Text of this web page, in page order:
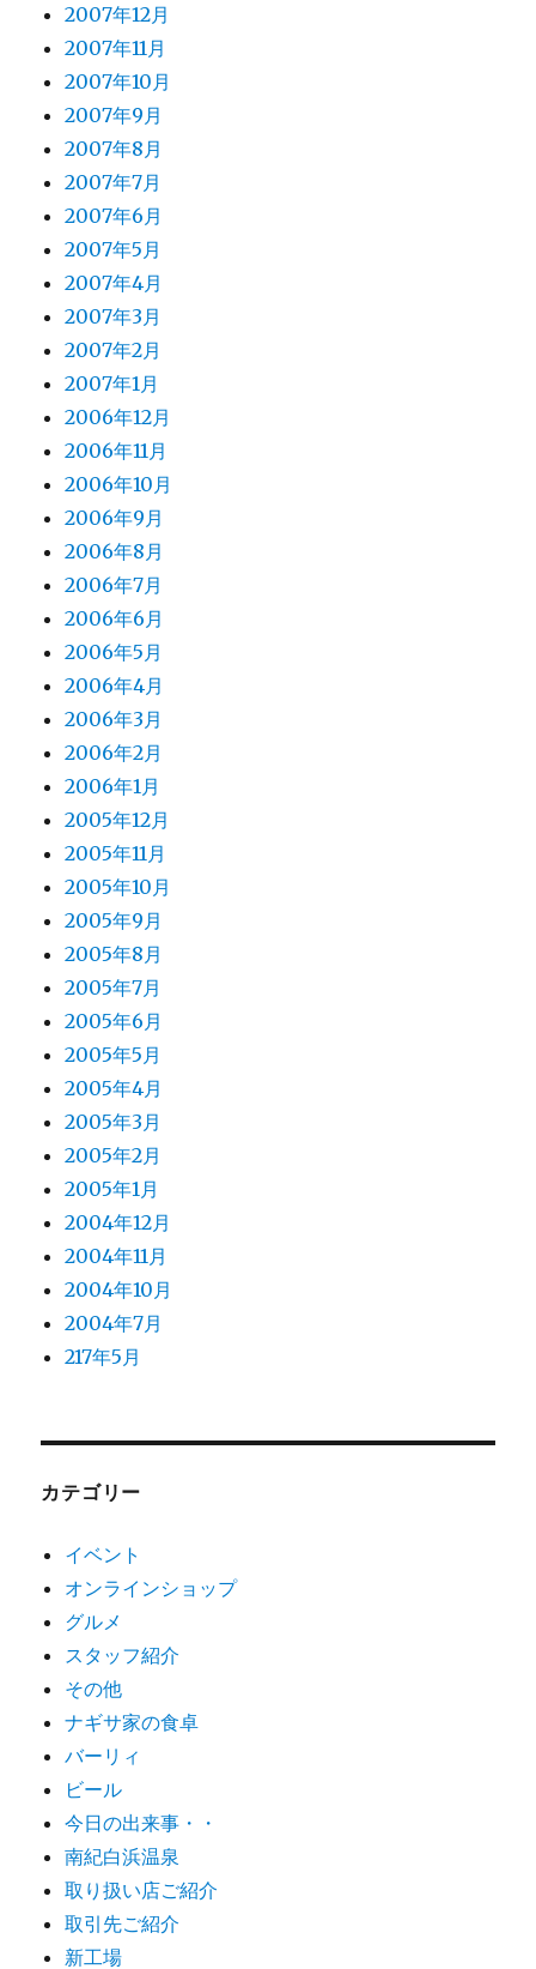
2007年12月
2007年11月
2007年10月
2007年9月
2007年8月
2007年7月
2007年6月
2007年5月
2007年4月
2007年3月
2007年2月
2007年1月
2006年12月
2006年11月
2006年10月
2006年9月
2006年8月
2006年7月
2006年6月
2006年5月
2006年4月
2006年3月
2006年2月
2006年1月
2005年12月
2005年11月
2005年10月
2005年9月
2005年8月
2005年7月
2005年6月
2005年5月
2005年4月
2005年3月
2005年2月
2005年1月
2004年12月
2004年11月
2004年10月
2004年7月
217年5月
カテゴリー
イベント
オンラインショップ
グルメ
スタッフ紹介
その他
ナギサ家の食卓
バーリィ
ビール
今日の出来事・・
南紀白浜温泉
取り扱い店ご紹介
取引先ご紹介
新工場